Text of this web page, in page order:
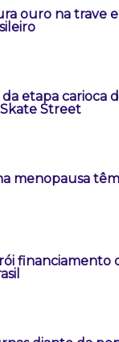
ouro na trave
da etapa carioca
Street
menopausa
financiamento